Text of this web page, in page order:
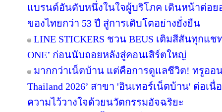
แบรนด์อันดับหนึ่งในใจผู้บริโภค เดินหน้าต่อย
ของไทยกว่า 53 ปี สู่การเติบโตอย่างยั่งยืน
LINE STICKERS ชวน BEUS เติมสีสันทุกแช
ONE’ ก่อนนับถอยหลังสู่คอนเสิร์ตใหญ่
มากกว่าเน็ตบ้าน แต่คือการดูแลชีวิต! ทรูออน
Thailand 2026’ สาขา 'อินเทอร์เน็ตบ้าน' ต่อเ
ความไว้วางใจด้วยนวัตกรรมอัจฉริยะ